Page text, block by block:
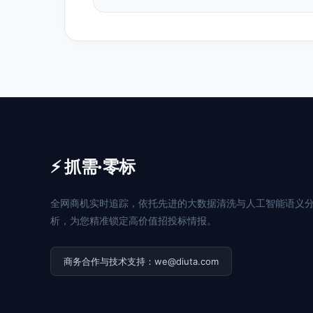
⚡ 抓需·零标
全网商机实时追踪，依托先进的大数据清洗与人工智能语义
析，为您精准锁定高价值招投标情报。
商务合作与技术支持：we@diuta.com